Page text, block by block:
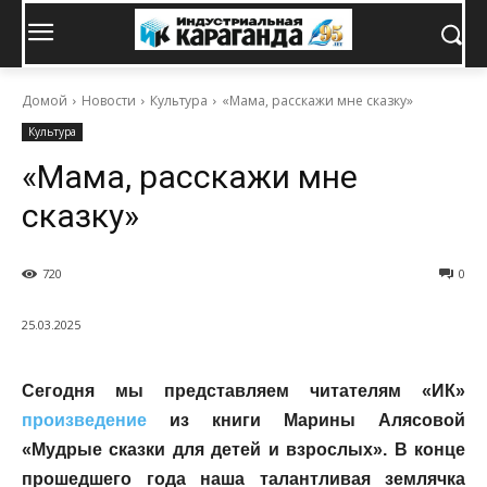
Домой Новости Культура «Мама, расскажи мне сказку»
Культура
«Мама, расскажи мне
сказку»
0
720
25.03.2025
Сегодня мы представляем читателям «ИК»
произведение из книги Марины Алясовой
«Мудрые сказки для детей и взрослых». В конце
прошедшего года наша талантливая землячка